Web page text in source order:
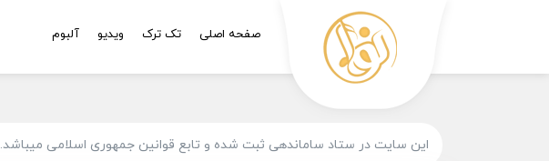
صفحه اصلی تک ترک ویدیو آلبوم
این سایت در ستاد ساماندهی ثبت شده و تابع قوانین جمهوری اسلامی میباشد.